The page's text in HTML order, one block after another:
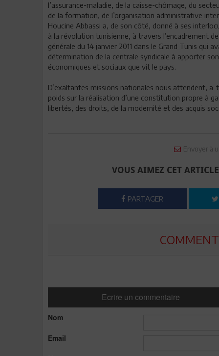
l’assurance-maladie, de la caisse-chômage, du
de la formation, de l’organisation administrative
Houcine Abbassi a, de son côté, donné à ses
à la révolution tunisienne, à travers l’encadrement
générale du 14 janvier 2011 dans le Grand Tunis qui
détermination de la centrale syndicale à apporter
économiques et sociaux que vit le pays.
D’exaltantes missions nationales nous attendent,
poids sur la réalisation d’une constitution propre à
libertés, des droits, de la modernité et des acquis
Envoyer à
VOUS AIMEZ CET
PARTAGER
Ecrire un commentaire
Nom
Email